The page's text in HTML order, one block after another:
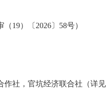
（19）〔2026〕 58号）
作社 ， 官坑经济联合社（详见